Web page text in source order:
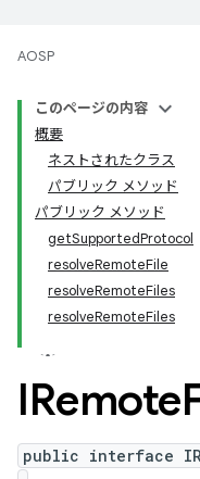
AOSP
このページの内容
概要
ネストされたクラス
パブリック メソッド
パブリック メソッド
getSupportedProtocol
resolveRemoteFile
resolveRemoteFiles
resolveRemoteFiles
IRemote
public interface